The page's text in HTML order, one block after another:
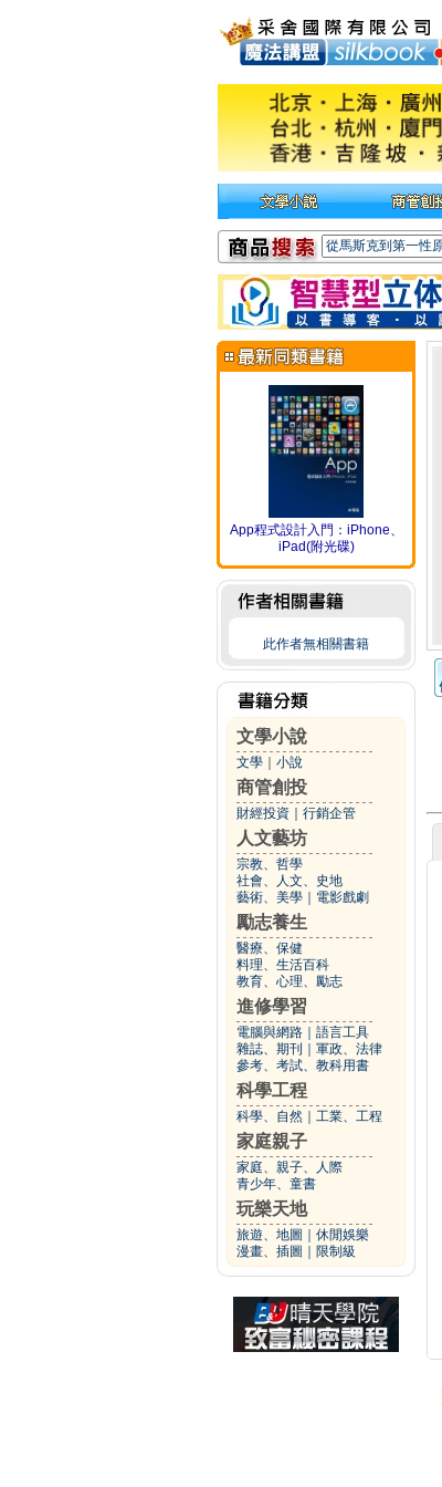
App程式設計入門：iPhone、
iPad(附光碟)
此作者無相關書籍
文學小說
文學 小說
商管創投
財經投資 行銷企管
人文藝坊
宗教、哲學
社會、人文、史地
藝術、美學
電影戲劇
勵志養生
醫療、保健
料理、生活百科
教育、心理、勵志
進修學習
電腦與網路
語言工具
雜誌、期刊
軍政、法律
參考、考試、教科用書
科學工程
科學、自然 工業、工程
家庭親子
家庭、親子、人際
青少年、童書
玩樂天地
旅遊、地圖
休閒娛樂
漫畫、插圖
限制級